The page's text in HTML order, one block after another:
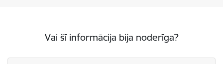
Vai šī informācija bija noderīga?